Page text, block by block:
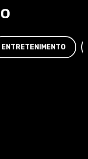
ENTRETENIMENTO